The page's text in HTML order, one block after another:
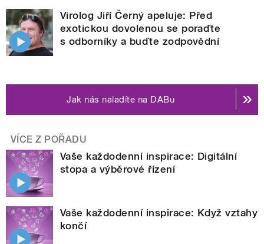
Virolog Jiří Černý apeluje: Před
exotickou dovolenou se poraďte
s odborníky a buďte zodpovědní
Jak nás naladíte na DABu
VÍCE Z POŘADU
Vaše každodenní inspirace: Digitální
stopa a výběrové řízení
Vaše každodenní inspirace: Když vztahy
končí